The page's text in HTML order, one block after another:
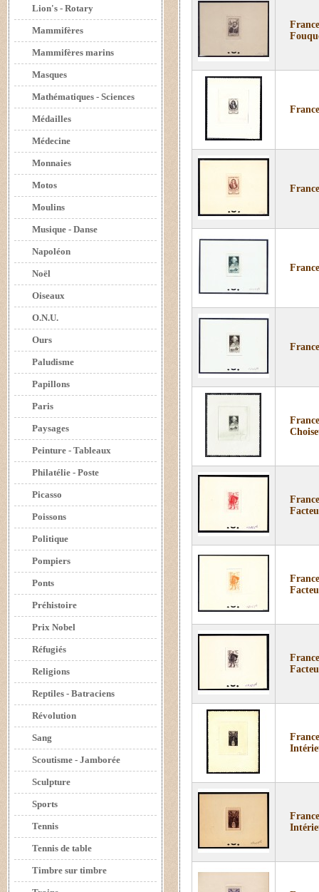
Lion's - Rotary
Mammifères
Mammifères marins
Masques
Mathématiques - Sciences
Médailles
Médecine
Monnaies
Motos
Moulins
Musique - Danse
Napoléon
Noël
Oiseaux
O.N.U.
Ours
Paludisme
Papillons
Paris
Paysages
Peinture - Tableaux
Philatélie - Poste
Picasso
Poissons
Politique
Pompiers
Ponts
Préhistoire
Prix Nobel
Réfugiés
Religions
Reptiles - Batraciens
Révolution
Sang
Scoutisme - Jamborée
Sculpture
Sports
Tennis
Tennis de table
Timbre sur timbre